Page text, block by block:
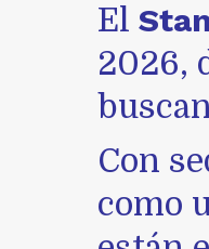
El
2026,
Con
como